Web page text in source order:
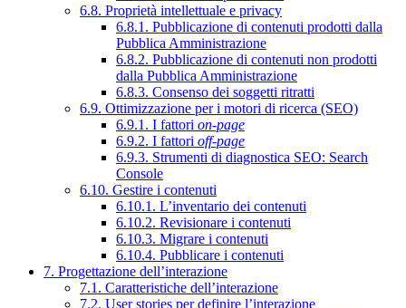
6.8. Proprietà intellettuale e privacy
6.8.1. Pubblicazione di contenuti prodotti dalla
Pubblica Amministrazione
6.8.2. Pubblicazione di contenuti non prodotti
dalla Pubblica Amministrazione
6.8.3. Consenso dei soggetti ritratti
6.9. Ottimizzazione per i motori di ricerca (SEO)
6.9.1. I fattori on-page
6.9.2. I fattori off-page
6.9.3. Strumenti di diagnostica SEO: Search
Console
6.10. Gestire i contenuti
6.10.1. L’inventario dei contenuti
6.10.2. Revisionare i contenuti
6.10.3. Migrare i contenuti
6.10.4. Pubblicare i contenuti
7. Progettazione dell’interazione
7.1. Caratteristiche dell’interazione
7.2. User stories per definire l’interazione